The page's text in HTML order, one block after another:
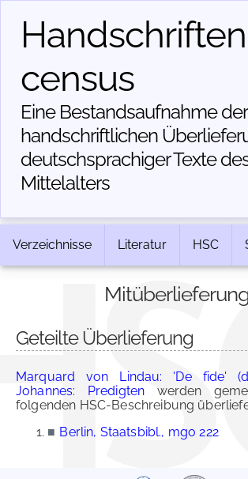
census
Eine Bestandsaufnahme der
handschriftlichen
deutschsprachiger Texte
Mittelalters
Verzeichnisse Literatur HSC
Geteilte Überlieferung
Marquard von Lindau: 'De fide'
Johannes: Predigten werden
folgenden HSC-Beschreibung
■ Berlin, Staatsbibl., mgo 222